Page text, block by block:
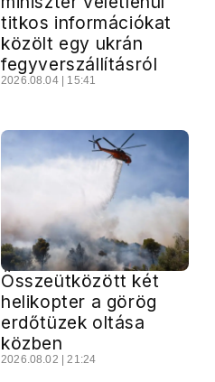
titkos információkat
közölt egy ukrán
fegyverszállításról
2026.08.04 | 15:41
Összeütközött két
helikopter a görög
erdőtüzek oltása
közben
2026.08.02 | 21:24